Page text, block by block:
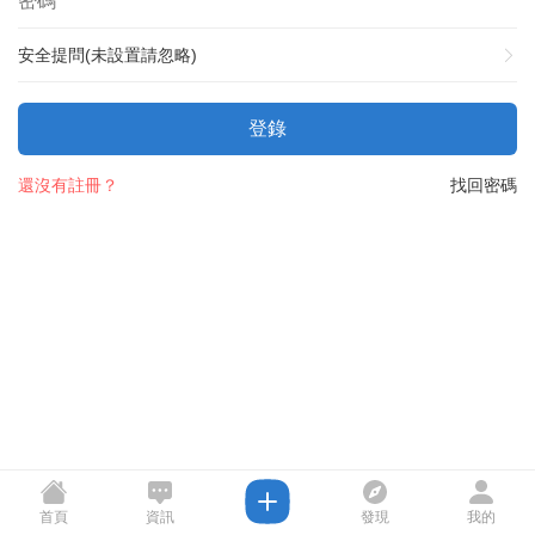
安全提問(未設置請忽略)
登錄
找回密碼
還沒有註冊？
首頁 資訊 發現 我的